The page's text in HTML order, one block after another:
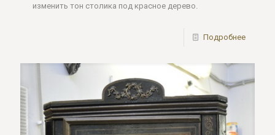
изменить тон столика под красное дерево.
Подробнее